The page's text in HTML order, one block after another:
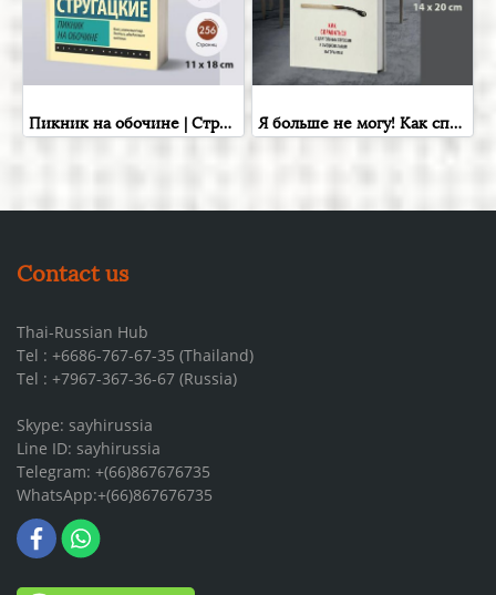
Пикник на обочине | Стругацкий Аркадий Натанович, Стругацкий Борис Натанович , Russian Books , Russian Plaza Я больше не могу! Как справиться с длительным стрессом и эмоциональным выгоранием | Чаттерджи Ранган , Бомбора , Книга на русском языке , Russian Plaza
Contact us
Thai-Russian Hub
Tel : +6686-767-67-35 (Thailand)
Tel : +7967-367-36-67 (Russia)
Skype: sayhirussia
Line ID: sayhirussia
Telegram: +(66)867676735
WhatsApp:+(66)867676735